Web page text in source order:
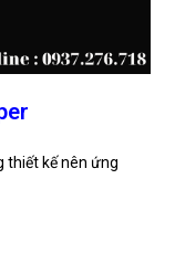
thiết kế nên ứng